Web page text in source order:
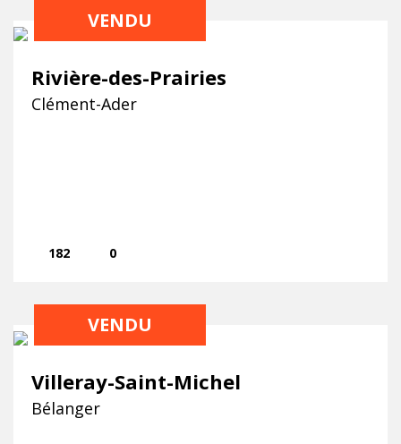
VENDU
Rivière-des-Prairies
Clément-Ader
182 0
VENDU
Villeray-Saint-Michel
Bélanger